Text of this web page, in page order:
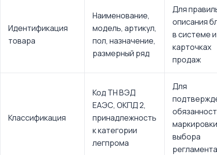
Идентификация
товара
Наименование,
модель, артикул,
пол, назначение,
размерный ряд
Для
описания
в системе и
карточках
продаж
Классификация
Код ТН ВЭД
ЕАЭС, ОКПД 2,
принадлежность
к категории
легпрома
Для
выбора
регламента